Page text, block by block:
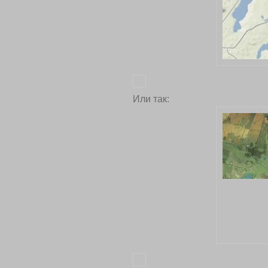
Или так: